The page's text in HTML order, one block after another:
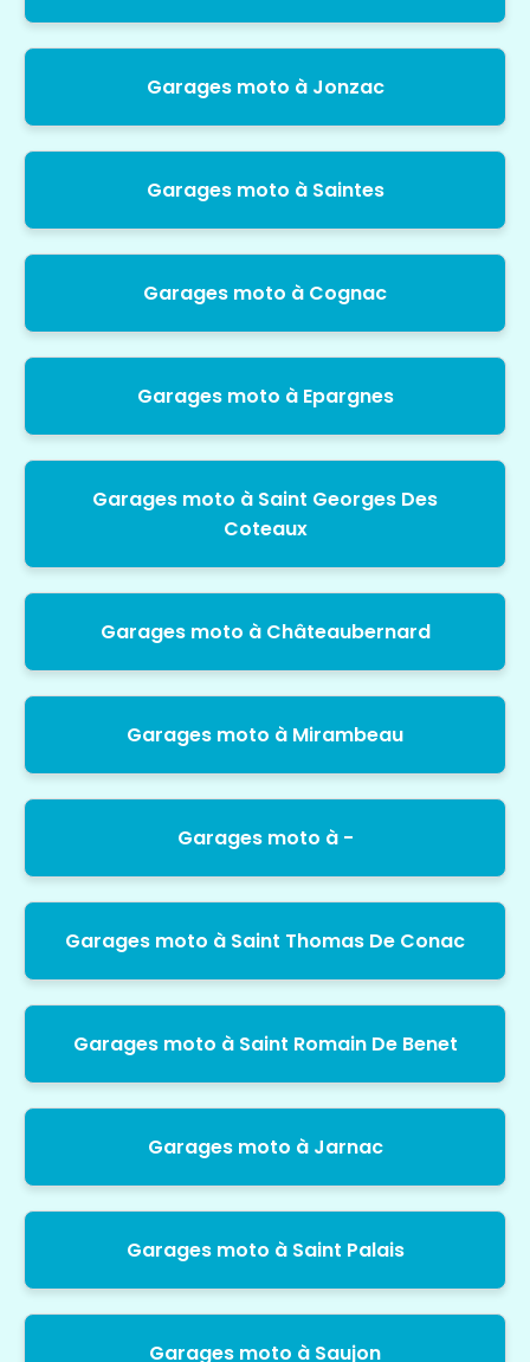
Garages moto à Jonzac
Garages moto à Saintes
Garages moto à Cognac
Garages moto à Epargnes
Garages moto à Saint Georges Des
Coteaux
Garages moto à Châteaubernard
Garages moto à Mirambeau
Garages moto à -
Garages moto à Saint Thomas De Conac
Garages moto à Saint Romain De Benet
Garages moto à Jarnac
Garages moto à Saint Palais
Garages moto à Saujon